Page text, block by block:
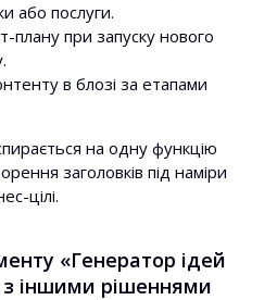
або послуги.
плану при запуску нового
в блозі за етапами
на одну функцію
заголовків під наміри
цілі.
«Генератор ідей
іншими рішеннями